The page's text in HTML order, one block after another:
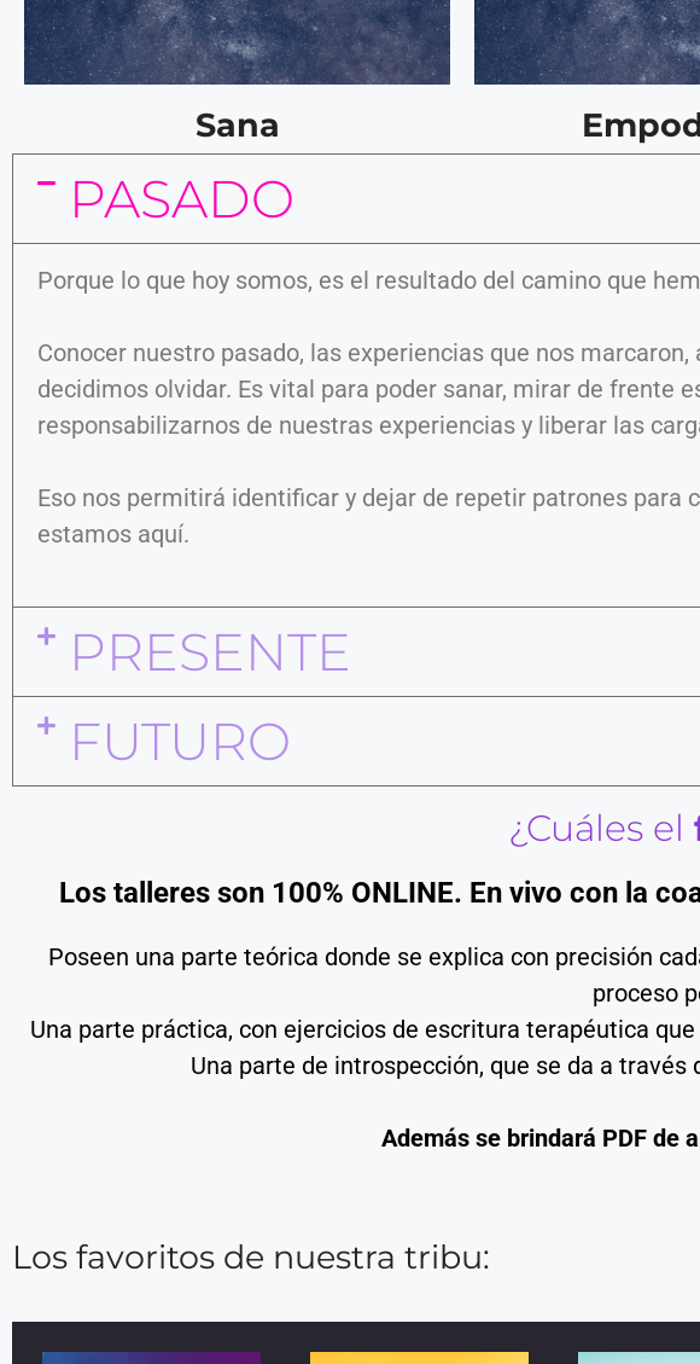
Sana
PASADO
Porque lo que hoy somos, es el resultado del camino que
Conocer nuestro pasado, las experiencias que nos
decidimos olvidar. Es vital para poder sanar, mirar de frente
responsabilizarnos de nuestras experiencias y liberar las
Eso nos permitirá identificar y dejar de repetir patrones para
estamos aquí.
PRESENTE
FUTURO
¿Cuáles el
Los talleres son 100% ONLINE. En vivo con la
Poseen una parte teórica donde se explica con precisión
proceso
Una parte práctica, con ejercicios de escritura terapéutica
Una parte de introspección, que se da a
Además se brindará PDF de
Los favoritos de nuestra tribu: